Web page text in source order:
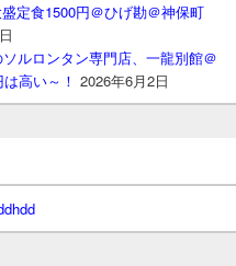
定食1500円＠ひげ勘＠神保町
ルロンタン専門店、一龍別館＠
高い～！ 2026年6月2日